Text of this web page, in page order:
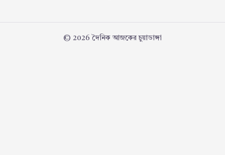
© 2026 দৈনিক আজকের চুয়াডাঙ্গা